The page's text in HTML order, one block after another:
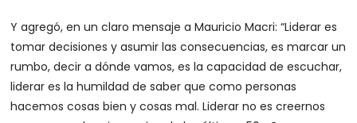
Y agregó, en un claro mensaje a Mauricio Macri: “Liderar es
tomar decisiones y asumir las consecuencias, es marcar un
rumbo, decir a dónde vamos, es la capacidad de escuchar,
liderar es la humildad de saber que como personas
hacemos cosas bien y cosas mal. Liderar no es creernos